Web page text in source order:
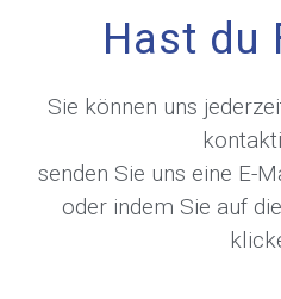
Hast du
Sie können uns
senden Sie uns eine E-
oder indem Sie auf